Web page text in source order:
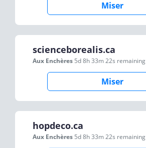
Miser
scienceborealis.ca
Aux Enchères 5d 8h 33m 22s remaining
Miser
hopdeco.ca
Aux Enchères 5d 8h 33m 22s remaining